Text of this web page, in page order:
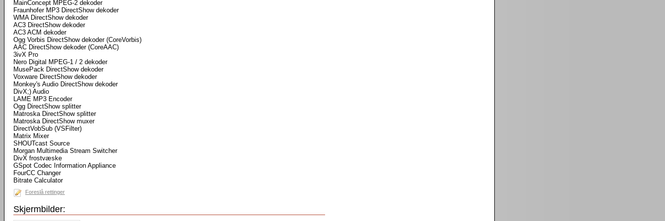
MainConcept MPEG-2 dekoder
Fraunhofer MP3 DirectShow dekoder
WMA DirectShow dekoder
AC3 DirectShow dekoder
AC3 ACM dekoder
Ogg Vorbis DirectShow dekoder (CoreVorbis)
AAC DirectShow dekoder (CoreAAC)
3ivX Pro
Nero Digital MPEG-1 / 2 dekoder
MusePack DirectShow dekoder
Voxware DirectShow dekoder
Monkey's Audio DirectShow dekoder
DivX;) Audio
LAME MP3 Encoder
Ogg DirectShow splitter
Matroska DirectShow splitter
Matroska DirectShow muxer
DirectVobSub (VSFilter)
Matrix Mixer
SHOUTcast Source
Morgan Multimedia Stream Switcher
DivX frostvæske
GSpot Codec Information Appliance
FourCC Changer
Bitrate Calculator
Foreslå rettinger
Skjermbilder: